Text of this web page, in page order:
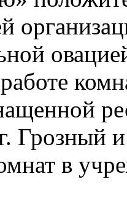
и
в